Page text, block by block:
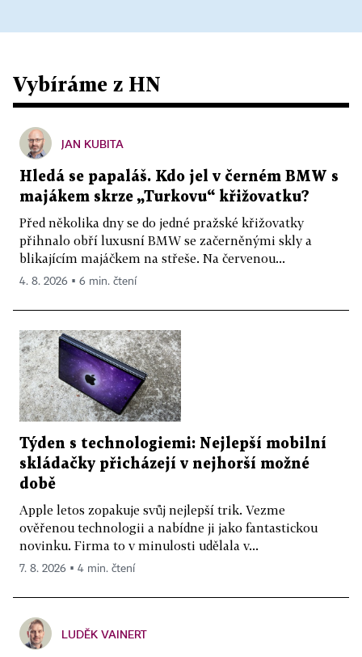
Vybíráme z HN
JAN KUBITA
Hledá se papaláš. Kdo jel v černém BMW s
majákem skrze „Turkovu“ křižovatku?
Před několika dny se do jedné pražské křižovatky
přihnalo obří luxusní BMW se začerněnými skly a
blikajícím majáčkem na střeše. Na červenou...
4. 8. 2026 ▪ 6 min. čtení
Týden s technologiemi: Nejlepší mobilní
skládačky přicházejí v nejhorší možné
době
Apple letos zopakuje svůj nejlepší trik. Vezme
ověřenou technologii a nabídne ji jako fantastickou
novinku. Firma to v minulosti udělala v...
7. 8. 2026 ▪ 4 min. čtení
LUDĚK VAINERT